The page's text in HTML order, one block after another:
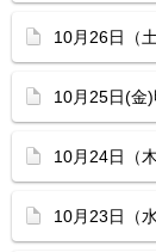
10月26日（
10月25日(金
10月24日（
10月23日（